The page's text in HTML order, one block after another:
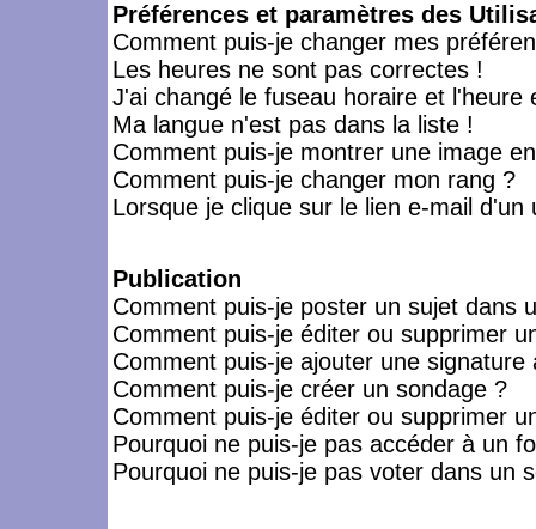
Préférences et paramètres des
Comment puis-je changer mes
Les heures ne sont pas correctes !
J'ai changé le fuseau horaire et l'heure
Ma langue n'est pas dans la liste !
Comment puis-je montrer une image
Comment puis-je changer mon rang ?
Lorsque je clique sur le lien e-mail
Publication
Comment puis-je poster un sujet dans
Comment puis-je éditer ou supprimer
Comment puis-je ajouter une signature
Comment puis-je créer un sondage ?
Comment puis-je éditer ou supprimer
Pourquoi ne puis-je pas accéder à un
Pourquoi ne puis-je pas voter dans un